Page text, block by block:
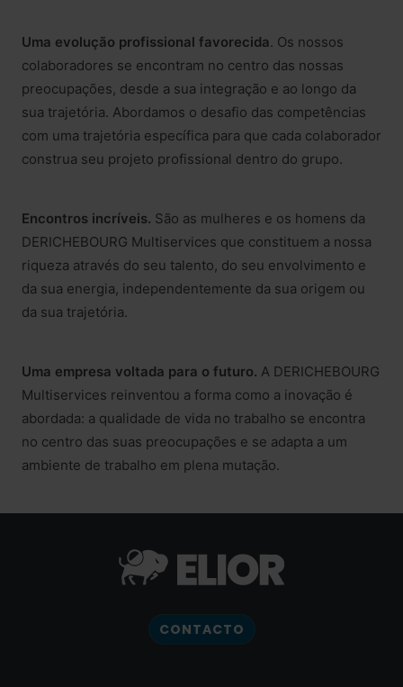
Uma evolução profissional favorecida. Os nossos
colaboradores se encontram no centro das nossas
preocupações, desde a sua integração e ao longo da
sua trajetória. Abordamos o desafio das competências
com uma trajetória específica para que cada colaborador
construa seu projeto profissional dentro do grupo.
Encontros incríveis. São as mulheres e os homens da
DERICHEBOURG Multiservices que constituem a nossa
riqueza através do seu talento, do seu envolvimento e
da sua energia, independentemente da sua origem ou
da sua trajetória.
Uma empresa voltada para o futuro. A DERICHEBOURG
Multiservices reinventou a forma como a inovação é
abordada: a qualidade de vida no trabalho se encontra
no centro das suas preocupações e se adapta a um
ambiente de trabalho em plena mutação.
CONTACTO